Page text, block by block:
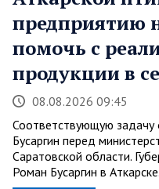
предприятию
помочь с
продукции в
08.08.2026 09:45
Соответствующую задачу
Бусаргин перед
Саратовской области.
Роман Бусаргин в